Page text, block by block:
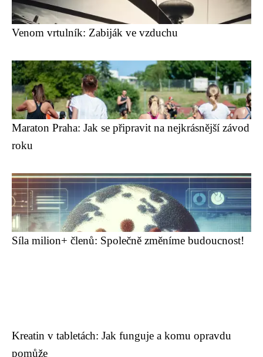
Venom vrtulník: Zabiják ve vzduchu
Maraton Praha: Jak se připravit na nejkrásnější závod
roku
Síla milion+ členů: Společně změníme budoucnost!
Kreatin v tabletách: Jak funguje a komu opravdu
pomůže